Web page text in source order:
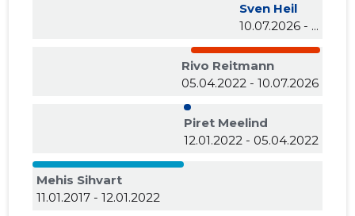
Sven Heil
10.07.2026 - ...
Rivo Reitmann
05.04.2022 - 10.07.2026
Piret Meelind
12.01.2022 - 05.04.2022
Mehis Sihvart
11.01.2017 - 12.01.2022